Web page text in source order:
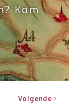
Kom
Volgende